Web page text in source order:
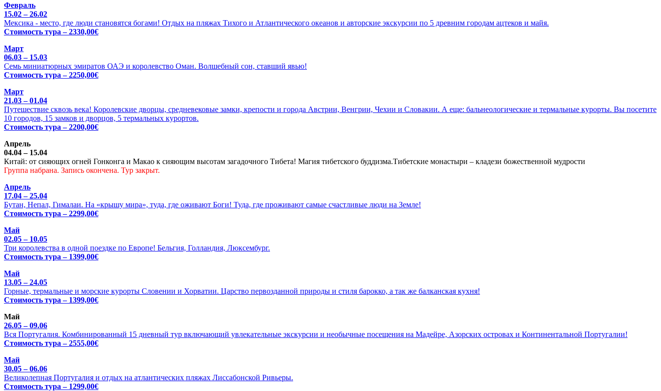
Февраль
15.02 – 26.02
Мексика - место, где люди становятся богами! Отдых на пляжах Тихого и Атлантического океанов и авторские экскурсии по 5 древним городам ацтеков и майя.
Стоимость тура – 2330,00€
Март
06.03 – 15.03
Семь миниатюрных эмиратов ОАЭ и королевство Оман. Волшебный сон, ставший явью!
Стоимость тура – 2250,00€
Март
21.03 – 01.04
Путешествие сквозь века! Королевские дворцы, средневековые замки, крепости и города Австрии, Венгрии, Чехии и Словакии. А еще: бальнеологические и термальные курорты. Вы посетите
10 городов, 15 замков и дворцов, 5 термальных курортов.
Стоимость тура – 2200,00€
Апрель
04.04 – 15.04
Китай: от сияющих огней Гонконга и Макао к сияющим высотам загадочного Тибета! Магия тибетского буддизма.Тибетские монастыри – кладези божественной мудрости
Группа набрана. Запись окончена. Тур закрыт.
Апрель
17.04 – 25.04
Бутан, Непал, Гималаи. На «крышу мира», туда, где оживают Боги! Туда, где проживают самые счастливые люди на Земле!
Стоимость тура – 2299,00€
Май
02.05 – 10.05
Три королевства в одной поездке по Европе! Бельгия, Голландия, Люксембург.
Стоимость тура – 1399,00€
Май
13.05 – 24.05
Горные, термальные и морские курорты Словении и Хорватии. Царство первозданной природы и стиля барокко, а так же балканская кухня!
Стоимость тура – 1399,00€
Май
26.05 – 09.06
Вся Португалия. Комбинированный 15 дневный тур включающий увлекательные экскурсии и необычные посещения на Мадейре, Азорских островах и Континентальной Португалии!
Стоимость тура – 2555,00€
Май
30.05 – 06.06
Великолепная Португалия и отдых на атлантических пляжах Лиссабонской Ривьеры.
Стоимость тура – 1299,00€